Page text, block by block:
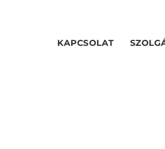
KAPCSOLAT